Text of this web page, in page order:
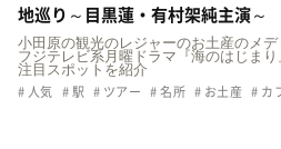
地巡り～目黒蓮・有村架純主演～
小田原の観光のレジャーのお土産のメ
フジテレビ系月曜ドラマ『海のはじま
注目スポットを紹介
人気 駅 ツアー 名所 お土産 カ